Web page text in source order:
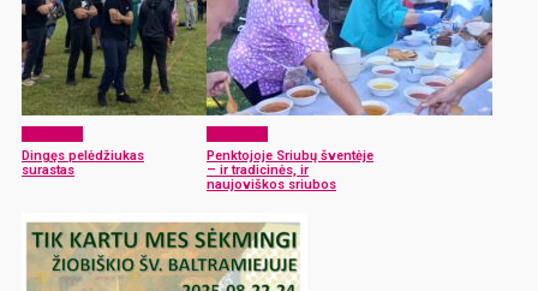
Dingęs pelėdžiukas
surastas
Penktojoje Sriubų šventėje
– ir tradicinės, ir
naujoviškos sriubos